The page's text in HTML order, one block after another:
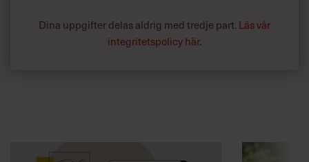
Dina uppgifter delas aldrig med tredje part. Läs vår
integritetspolicy här.